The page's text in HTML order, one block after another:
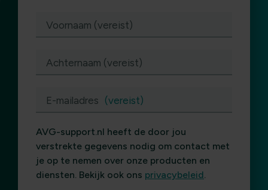
Voornaam (vereist)
Achternaam (vereist)
E-mailadres (vereist)
AVG-support.nl heeft de door jou
verstrekte gegevens nodig om contact met
je op te nemen over onze producten en
diensten. Bekijk ook ons privacybeleid